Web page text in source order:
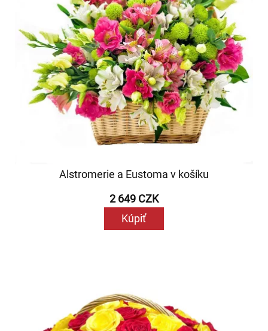
Alstromerie a Eustoma v košíku
2 649 CZK
Kúpiť